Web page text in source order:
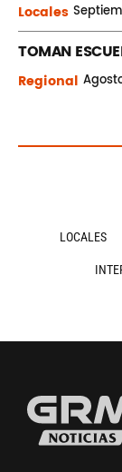
Locales
TOMAN
Regional
LOCALES